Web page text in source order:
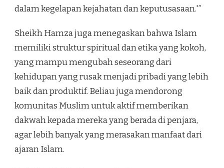
dalam kegelapan kejahatan dan keputusasaan.'”
Sheikh Hamza juga menegaskan bahwa Islam
memiliki struktur spiritual dan etika yang kokoh,
yang mampu mengubah seseorang dari
kehidupan yang rusak menjadi pribadi yang lebih
baik dan produktif. Beliau juga mendorong
komunitas Muslim untuk aktif memberikan
dakwah kepada mereka yang berada di penjara,
agar lebih banyak yang merasakan manfaat dari
ajaran Islam.